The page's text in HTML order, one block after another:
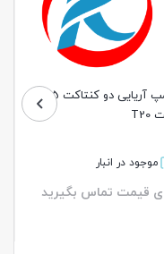
لامپ 2 کنتاکت 12 ولت 21.5
وات
موجود در انبار
برای قیمت تماس بگیرید